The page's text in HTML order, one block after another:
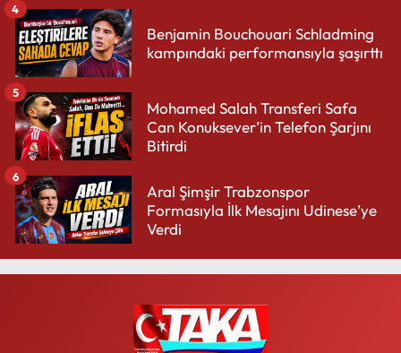
Benjamin Bouchouari Schladming
kampındaki performansıyla şaşırttı
4
Mohamed Salah Transferi Safa
Can Konuksever’in Telefon Şarjını
Bitirdi
5
Aral Şimşir Trabzonspor
Formasıyla İlk Mesajını Udinese’ye
Verdi
6